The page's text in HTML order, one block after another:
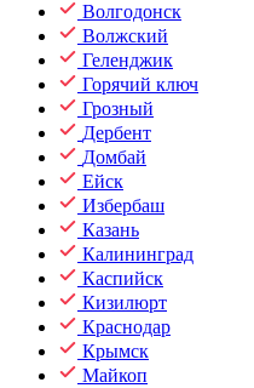
Волгодонск
Волжский
Геленджик
Горячий ключ
Грозный
Дербент
Домбай
Ейск
Избербаш
Казань
Калининград
Каспийск
Кизилюрт
Краснодар
Крымск
Майкоп